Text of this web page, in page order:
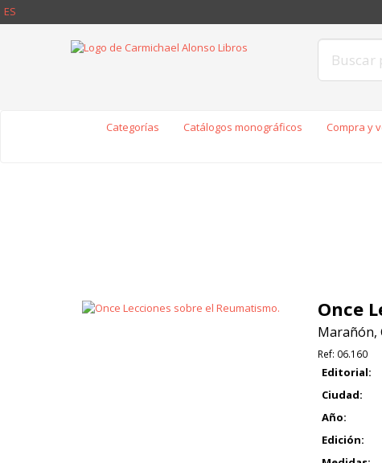
ES
Categorías Catálogos monográficos Compra y
Once
Marañón,
Ref: 06.160
Editorial:
Ciudad:
Año:
Edición: